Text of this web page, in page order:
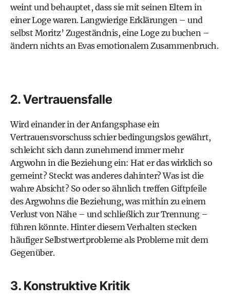
weint und behauptet, dass sie mit seinen Eltern in
einer Loge waren. Langwierige Erklärungen – und
selbst Moritz’ Zugeständnis, eine Loge zu buchen –
ändern nichts an Evas emotionalem Zusammenbruch.
2. Vertrauensfalle
Wird einander in der Anfangsphase ein
Vertrauensvorschuss schier bedingungslos gewährt,
schleicht sich dann zunehmend immer mehr
Argwohn in die Beziehung ein: Hat er das wirklich so
gemeint? Steckt was anderes dahinter? Was ist die
wahre Absicht? So oder so ähnlich treffen Giftpfeile
des Argwohns die Beziehung, was mithin zu einem
Verlust von Nähe – und schließlich zur Trennung –
führen könnte. Hinter diesem Verhalten stecken
häufiger Selbstwertprobleme als Probleme mit dem
Gegenüber.
3. Konstruktive Kritik